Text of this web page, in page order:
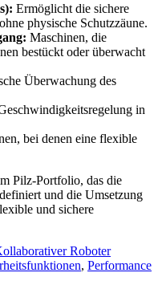
Ermöglicht die sichere
physische Schutzzäune.
Maschinen, die
bestückt oder überwacht
Überwachung des
in
bei denen eine flexible
Pilz-Portfolio, das die
und die Umsetzung
und sichere
Roboter
, Performance